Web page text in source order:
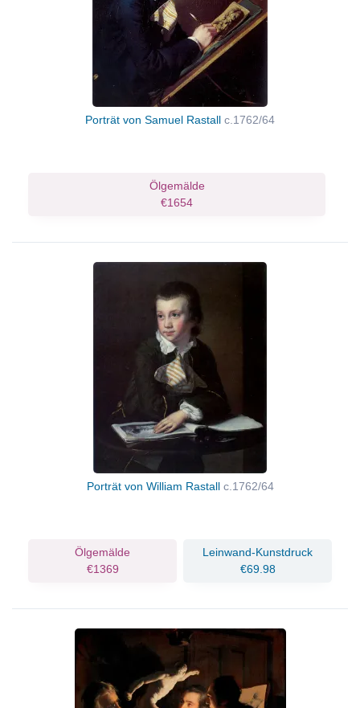
Porträt von Samuel Rastall c.1762/64
Ölgemälde
€1654
Porträt von William Rastall c.1762/64
Ölgemälde
€1369
Leinwand-Kunstdruck
€69.98